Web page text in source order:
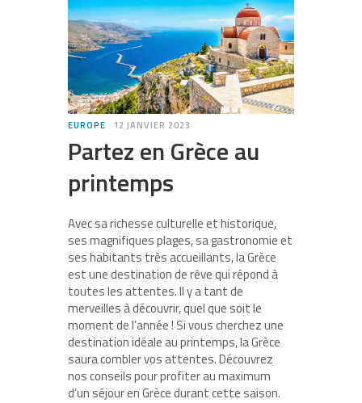
EUROPE 12 JANVIER 2023
Partez en Grèce au
printemps
Avec sa richesse culturelle et historique,
ses magnifiques plages, sa gastronomie et
ses habitants très accueillants, la Grèce
est une destination de rêve qui répond à
toutes les attentes. Il y a tant de
merveilles à découvrir, quel que soit le
moment de l’année ! Si vous cherchez une
destination idéale au printemps, la Grèce
saura combler vos attentes. Découvrez
nos conseils pour profiter au maximum
d’un séjour en Grèce durant cette saison.